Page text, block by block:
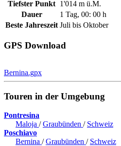
Tiefster Punkt 1'014 m ü.M.
Dauer
1 Tag, 00: 00 h
Beste Jahreszeit Juli bis Oktober
GPS Download
Bernina.gpx
Touren in der Umgebung
Pontresina
Maloja /Graubünden / Schweiz
Poschiavo
Bernina /Graubünden / Schweiz